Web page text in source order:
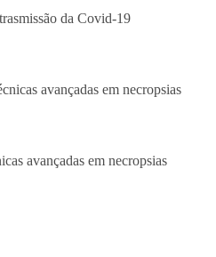
da Covid-19
avançadas em necropsias